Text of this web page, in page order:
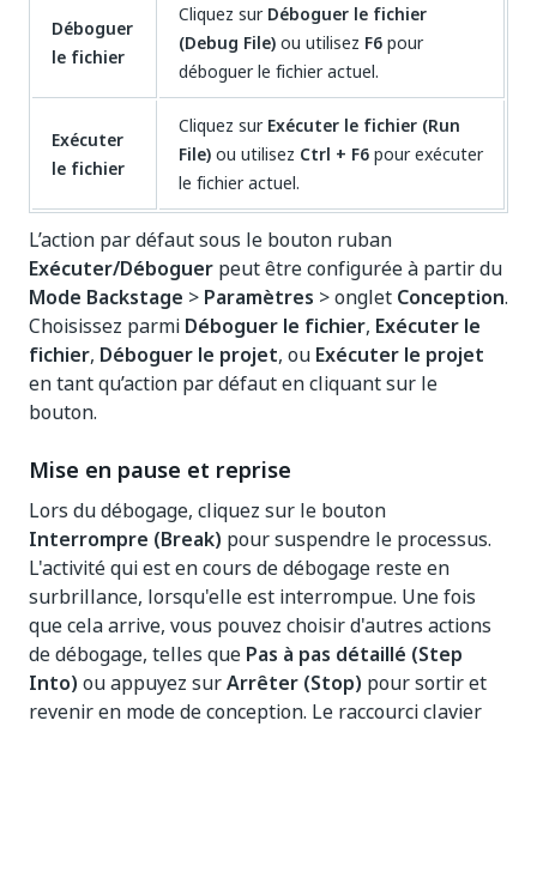
Déboguer
le fichier
Cliquez surDéboguer le fichier
(Debug File)ou utilisez F6pour
déboguer le fichier actuel.
Exécuter
le fichier
Cliquez surExécuter le fichier (Run
File)ou utilisez Ctrl + F6pour exécuter
le fichier actuel.
L’action par défaut sous le bouton ruban
Exécuter/Déboguer peut être configurée à partir du
Mode Backstage > Paramètres > onglet Conception.
Choisissez parmi Déboguer le fichier, Exécuter le
fichier, Déboguer le projet, ou Exécuter le projet
en tant qu’action par défaut en cliquant sur le
bouton.
Mise en pause et reprise
Lors du débogage, cliquez sur le bouton
Interrompre (Break) pour suspendre le processus.
L'activité qui est en cours de débogage reste en
surbrillance, lorsqu'elle est interrompue. Une fois
que cela arrive, vous pouvez choisir d'autres actions
de débogage, telles que Pas à pas détaillé (Step
Into) ou appuyez surArrêter (Stop) pour sortir et
revenir en mode de conception. Le raccourci clavier